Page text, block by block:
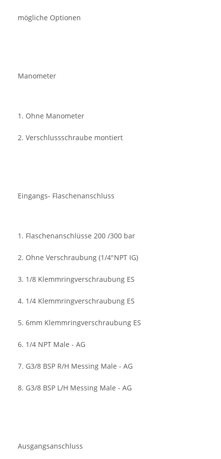
mögliche Optionen
Manometer
1. Ohne Manometer
2. Verschlussschraube montiert
Eingangs- Flaschenanschluss
1. Flaschenanschlüsse 200 /300 bar
2. Ohne Verschraubung (1/4"NPT IG)
3. 1/8 Klemmringverschraubung ES
4. 1/4 Klemmringverschraubung ES
5. 6mm Klemmringverschraubung ES
6. 1/4 NPT Male - AG
7. G3/8 BSP R/H Messing Male - AG
8. G3/8 BSP L/H Messing Male - AG
Ausgangsanschluss